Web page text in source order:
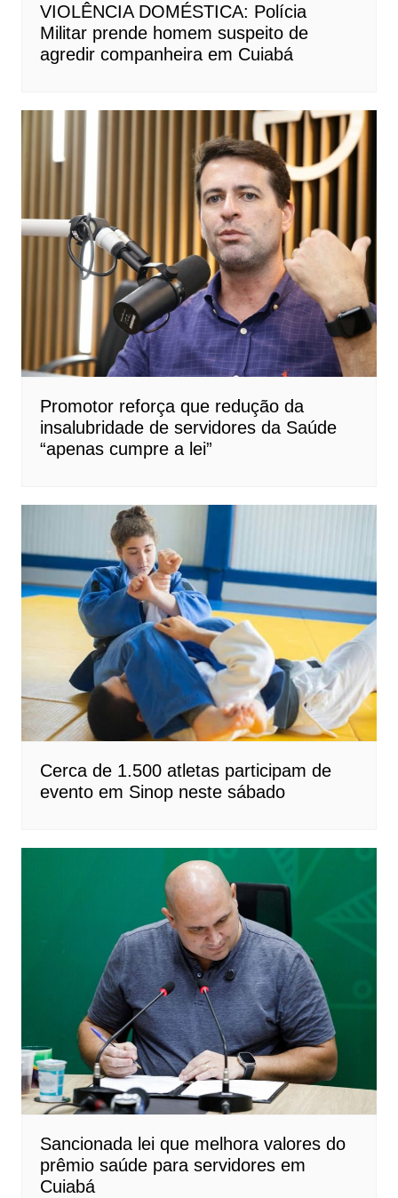
VIOLÊNCIA DOMÉSTICA: Polícia
Militar prende homem suspeito de
agredir companheira em Cuiabá
Promotor reforça que redução da
insalubridade de servidores da Saúde
“apenas cumpre a lei”
Cerca de 1.500 atletas participam de
evento em Sinop neste sábado
Sancionada lei que melhora valores do
prêmio saúde para servidores em
Cuiabá